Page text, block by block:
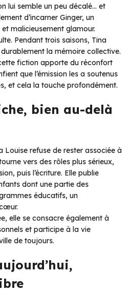
lui semble un peu décalé… et
d’incarner Ginger, un
malicieusement glamour.
Pendant trois saisons, Tina
la mémoire collective.
fiction apporte du réconfort
que l’émission les a soutenus
et cela la touche profondément.
bien au-delà
Louise refuse de rester associée à
vers des rôles plus sérieux,
puis l’écriture. Elle publie
dont une partie des
éducatifs, un
elle se consacre également à
et participe à la vie
de toujours.